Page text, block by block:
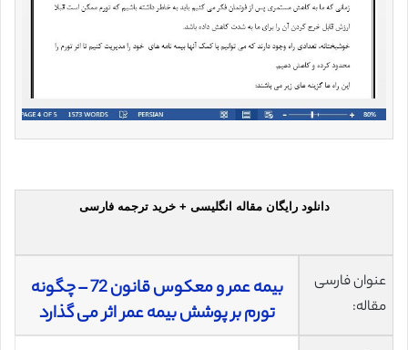
دانلود رایگان مقاله انگلیسی + خرید ترجمه فارسی
عنوان فارسی
مقاله:
بیمه عمر و معکوس قانون 72 – چگونه
تورم بر پوشش بیمه عمر اثر می گذارد